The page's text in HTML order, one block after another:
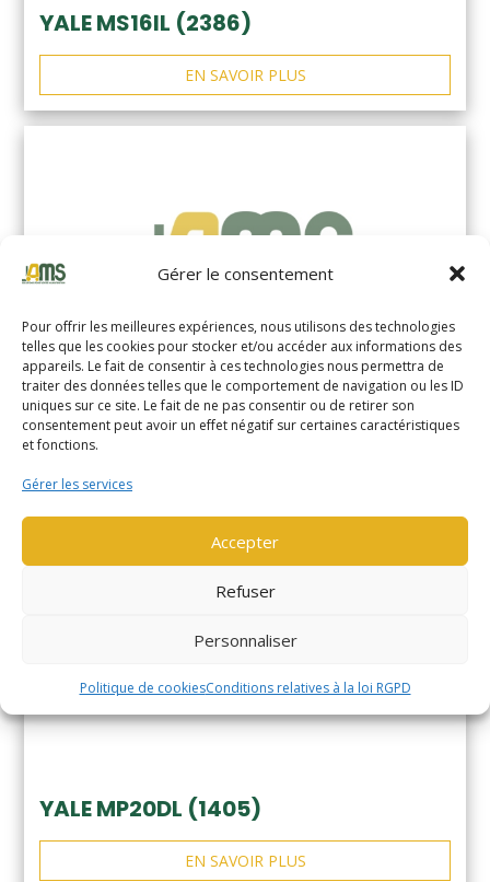
Gérer le consentement
Pour offrir les meilleures expériences, nous utilisons des technologies
telles que les cookies pour stocker et/ou accéder aux informations des
appareils. Le fait de consentir à ces technologies nous permettra de
traiter des données telles que le comportement de navigation ou les ID
uniques sur ce site. Le fait de ne pas consentir ou de retirer son
consentement peut avoir un effet négatif sur certaines caractéristiques
et fonctions.
Gérer les services
Accepter
Refuser
Personnaliser
Politique de cookiesConditions relatives à la loi RGPD
YALE MS16IL (2386)
EN SAVOIR PLUS
YALE MS14XIL (2510)
YALE MP20DL (1405)
EN SAVOIR PLUS